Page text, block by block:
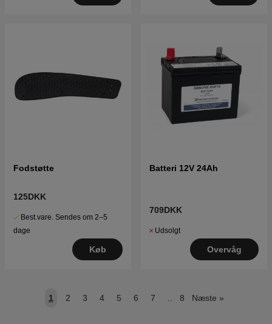
Fodstøtte
125DKK
Best.vare. Sendes om 2–5
dage
Køb
Batteri 12V 24Ah
709DKK
Udsolgt
Overvåg
1 2 3 4 5 6 7 8 Næste »